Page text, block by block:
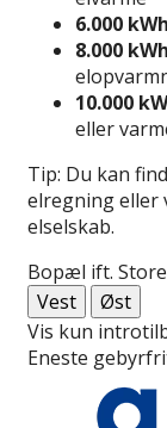
6.000
8.000
10.000
eller
Tip: Du kan
elregning eller
elselskab.
Bopæl ift.
Vest
Øst
Vis kun
Eneste